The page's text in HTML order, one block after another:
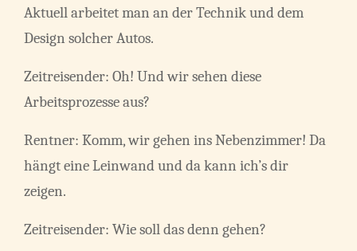
Aktuell arbeitet man an der Technik und dem
Design solcher Autos.
Zeitreisender: Oh! Und wir sehen diese
Arbeitsprozesse aus?
Rentner: Komm, wir gehen ins Nebenzimmer! Da
hängt eine Leinwand und da kann ich’s dir
zeigen.
Zeitreisender: Wie soll das denn gehen?